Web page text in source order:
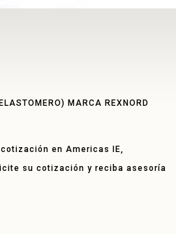
MARCA REXNORD
en Americas IE,
su cotización y reciba asesoría